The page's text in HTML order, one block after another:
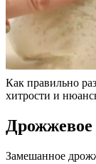
Как правильно
хитрости и
Дрожжевое
Замешанное